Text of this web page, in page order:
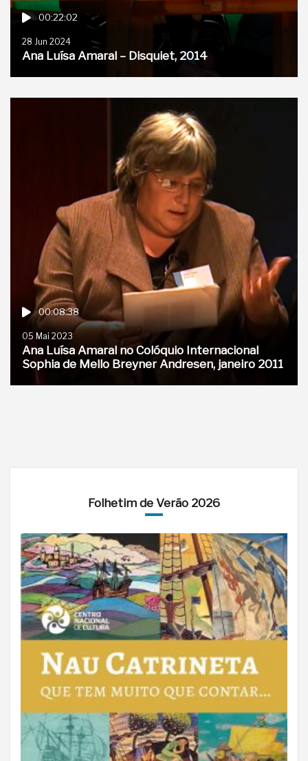
00:22:02
28 Jun 2024
Ana Luísa Amaral – Disquiet, 2014
00:08:38
05 Mai 2023
Ana Luísa Amaral no Colóquio Internacional
Sophia de Mello Breyner Andresen, janeiro 2011
Folhetim de Verão 2026